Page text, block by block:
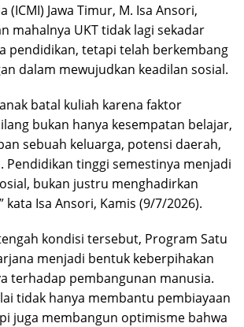
(ICMI) Jawa Timur, M. Isa Ansori,
mahalnya UKT tidak lagi sekadar
pendidikan, tetapi telah berkembang
dalam mewujudkan keadilan sosial.
batal kuliah karena faktor
bukan hanya kesempatan belajar,
sebuah keluarga, potensi daerah,
Pendidikan tinggi semestinya menjadi
bukan justru menghadirkan
kata Isa Ansori, Kamis (9/7/2026).
kondisi tersebut, Program Satu
menjadi bentuk keberpihakan
terhadap pembangunan manusia.
tidak hanya membantu pembiayaan
juga membangun optimisme bahwa